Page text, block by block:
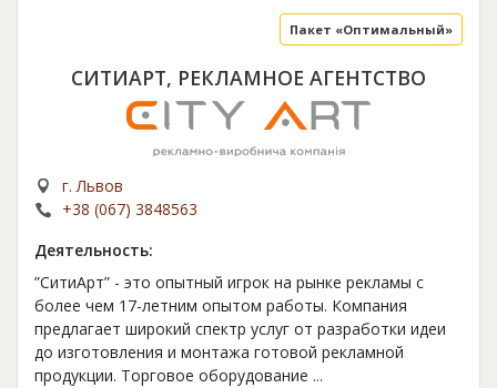
СИТИАРТ, РЕКЛАМНОЕ АГЕНТСТВО
Пакет «Оптимальный»
г. Львов
+38 (067) 3848563
Деятельность:
”СитиАрт” - это опытный игрок на рынке рекламы с
более чем 17-летним опытом работы. Компания
предлагает широкий спектр услуг от разработки идеи
до изготовления и монтажа готовой рекламной
продукции. Торговое оборудование ...